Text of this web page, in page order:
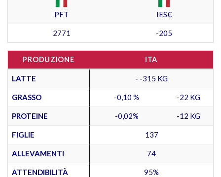
PFT IES€
2771 -205
PRODUZIONE ITA
LATTE - -315 KG
GRASSO -0,10 % -22 KG
PROTEINE -0,02% -12 KG
FIGLIE 137
ALLEVAMENTI 74
ATTENDIBILITÀ 95%